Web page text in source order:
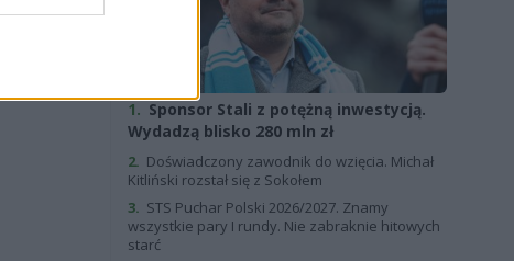
1. Sponsor Stali z potężną inwestycją.
Wydadzą blisko 280 mln zł
2. Doświadczony zawodnik do wzięcia. Michał
Kitliński rozstał się z Sokołem
3. STS Puchar Polski 2026/2027. Znamy
wszystkie pary I rundy. Nie zabraknie hitowych
starć